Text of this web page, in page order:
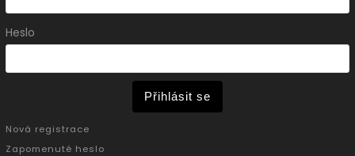
Heslo
Přihlásit se
Nová registrace
Zapomenuté heslo